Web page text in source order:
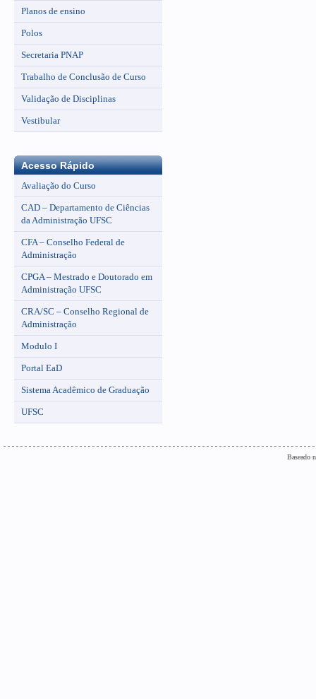
Planos de ensino
Polos
Secretaria PNAP
Trabalho de Conclusão de Curso
Validação de Disciplinas
Vestibular
Acesso Rápido
Avaliação do Curso
CAD – Departamento de Ciências
da Administração UFSC
CFA – Conselho Federal de
Administração
CPGA – Mestrado e Doutorado em
Administração UFSC
CRA/SC – Conselho Regional de
Administração
Modulo I
Portal EaD
Sistema Acadêmico de Graduação
UFSC
Baseado